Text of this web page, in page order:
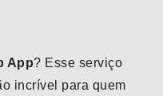
App? Esse serviço
incrível para quem